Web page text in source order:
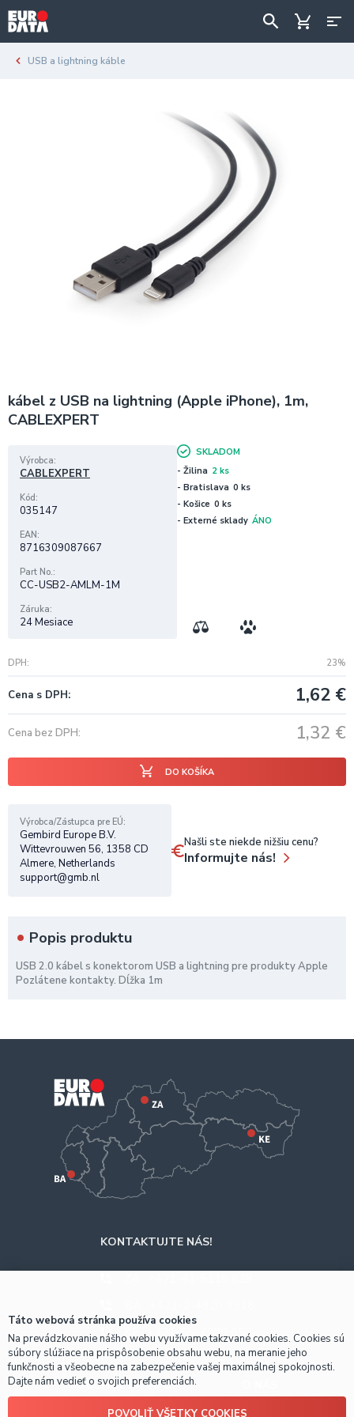
USB a lightning káble
kábel z USB na lightning (Apple iPhone), 1m,
CABLEXPERT
DPH 23%
Cena s DPH 1,62 €
Cena bez DPH 1,32 €
DO KOŠÍKA
Výrobca
CABLEXPERT
Kód
035147
EAN
8716309087667
Part No.
CC-USB2-AMLM-1M
Záruka
24 Mesiace
SKLADOM
- Žilina 2 ks
- Bratislava 0 ks
- Košice 0 ks
- Externé sklady ÁNO
Výrobca/Zástupca pre EÚ
Gembird Europe B.V.
Wittevrouwen 56, 1358 CD
Almere, Netherlands
support@gmb.nl
Našli ste niekde nižšiu cenu?
Informujte nás!
Popis produktu
USB 2.0 kábel s konektorom USB a lightning pre produkty Apple
Pozlátene kontakty. Dĺžka 1m
KONTAKTUJTE NÁS!
KE +421-55-7289 653
OBCHODNÉ INFO
Táto webová stránka používa cookies
Na prevádzkovanie nášho webu využívame takzvané cookies. Cookies sú
súbory slúžiace na prispôsobenie obsahu webu, na meranie jeho
funkčnosti a všeobecne na zabezpečenie vašej maximálnej spokojnosti.
Dajte nám vedieť o svojich preferenciách.
POVOLIŤ VŠETKY COOKIES